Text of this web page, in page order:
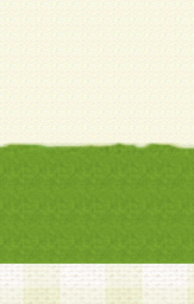
6.当社は、
加・ 利用停
て確認でき
いただきま
ります。
1.会員とは
了し、当社
が以下に該